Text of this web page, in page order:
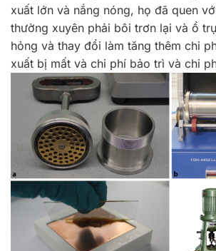
xuất lớn và nắng nóng, họ đã quen
thường xuyên phải bôi trơn lại và ổ
hỏng và thay đổi làm tăng thêm chi
xuất bị mất và chi phí bảo trì và chi